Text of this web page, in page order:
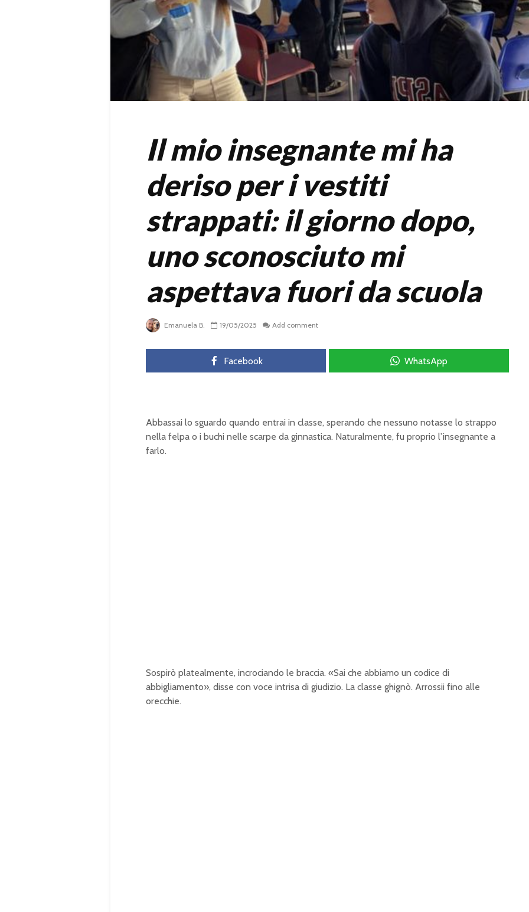
Il mio insegnante mi ha
deriso per i vestiti
strappati: il giorno dopo,
uno sconosciuto mi
aspettava fuori da scuola
Emanuela B. 19/05/2025 Add comment
Facebook WhatsApp
Abbassai lo sguardo quando entrai in classe, sperando che nessuno notasse lo strappo
nella felpa o i buchi nelle scarpe da ginnastica. Naturalmente, fu proprio l’insegnante a
farlo.
Sospirò platealmente, incrociando le braccia. «Sai che abbiamo un codice di
abbigliamento», disse con voce intrisa di giudizio. La classe ghignò. Arrossii fino alle
orecchie.